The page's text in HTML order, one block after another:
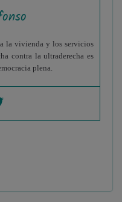
la vivienda y los servicios
contra la ultraderecha es
plena.